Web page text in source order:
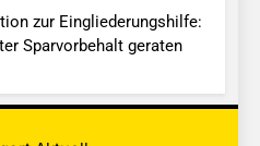
zur Eingliederungshilfe:
Sparvorbehalt geraten